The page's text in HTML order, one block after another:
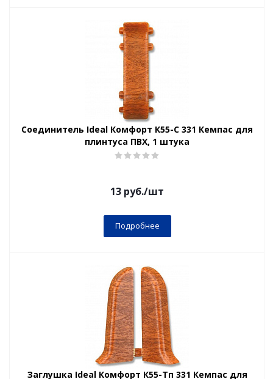
Соединитель Ideal Комфорт К55-С 331 Кемпас для
плинтуса ПВХ, 1 штука
13 руб./шт
Подробнее
Заглушка Ideal Комфорт К55-Тп 331 Кемпас для